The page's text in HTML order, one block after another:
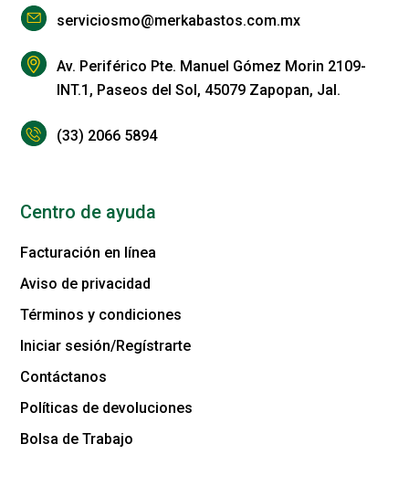
serviciosmo@merkabastos.com.mx
Av. Periférico Pte. Manuel Gómez Morin 2109-
INT.1, Paseos del Sol, 45079 Zapopan, Jal.
(33) 2066 5894
Centro de ayuda
Facturación en línea
Aviso de privacidad
Términos y condiciones
Iniciar sesión/Regístrarte
Contáctanos
Políticas de devoluciones
Bolsa de Trabajo